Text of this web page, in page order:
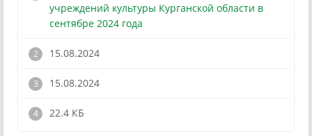
учреждений культуры Курганской области в
сентябре 2024 года
15.08.2024
15.08.2024
22.4 КБ